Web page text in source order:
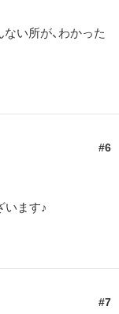
い所が、わかった
6
います♪
7